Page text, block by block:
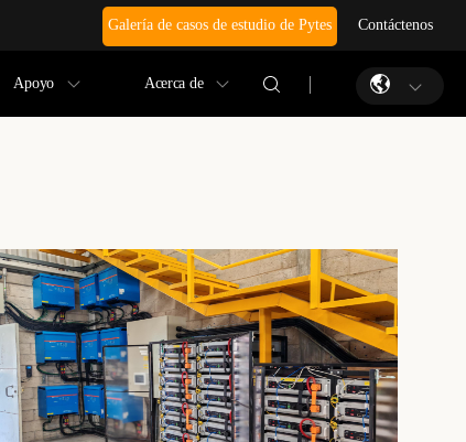
Galería de casos de estudio de Pytes Contáctenos
Apoyo Acerca de